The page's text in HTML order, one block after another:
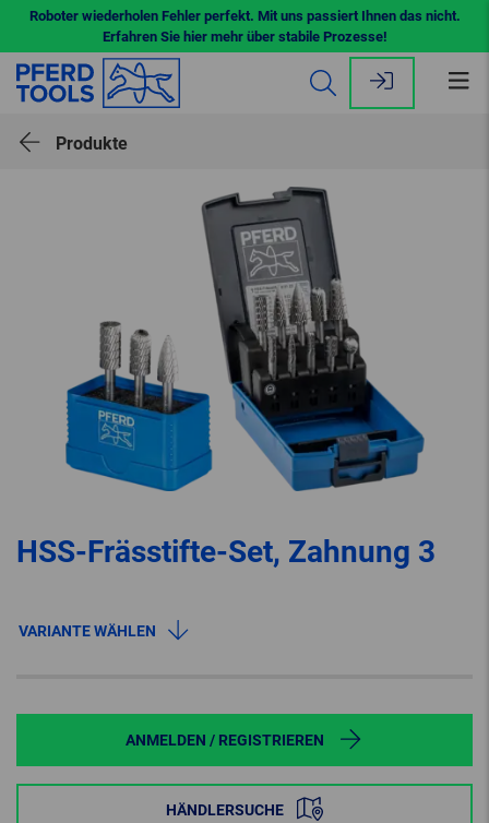
Roboter wiederholen Fehler perfekt. Mit uns passiert Ihnen das nicht.
Erfahren Sie hier mehr über stabile Prozesse!
Produkte
HSS-Frässtifte-Set, Zahnung 3
VARIANTE WÄHLEN
ANMELDEN / REGISTRIEREN
HÄNDLERSUCHE